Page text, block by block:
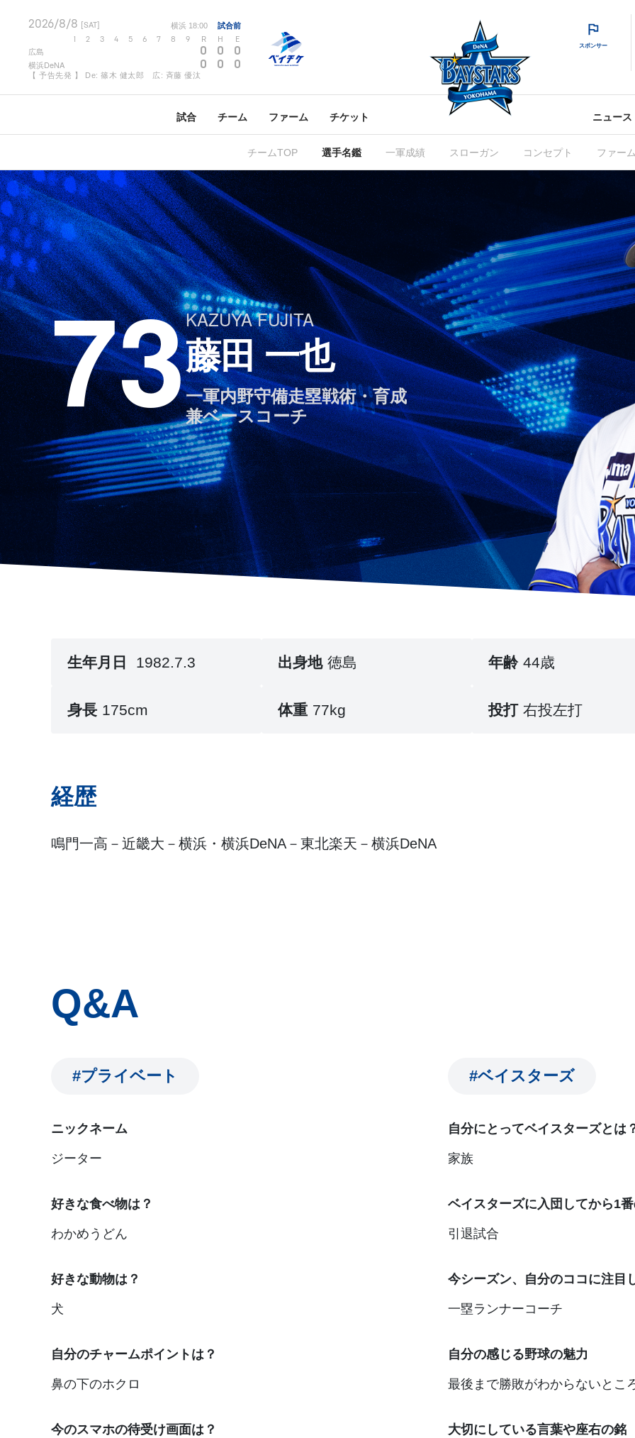
2026/8/8 [SAT] 横浜 18:00 試合前
2 3 4 5 6 7 8 9 R H E
広島 0 0 0
横浜DeNA 0 0 0
【 予告先発 】 De: 篠木 健太郎 広: 斉藤 優汰
スポンサー
試合 チーム ファーム チケット ニュース
チームTOP 選手名鑑 一軍成績 スローガン コンセプト ファー
73KAZUYA FUJITA
藤田 一也
一軍内野守備走塁戦術・育成
兼ベースコーチ
生年月日 1982.7.3 出身地 徳島 年齢 44歳
身長 175cm 体重 77kg 投打 右投左打
経歴
鳴門一高－近畿大－横浜・横浜DeNA－東北楽天－横浜DeNA
Q&A
#プライベート
ニックネーム
ジーター
好きな食べ物は？
わかめうどん
好きな動物は？
犬
自分のチャームポイントは？
鼻の下のホクロ
今のスマホの待受け画面は？
#ベイスターズ
自分にとってベイスターズとは
家族
ベイスターズに入団してから1
引退試合
今シーズン、自分のココに注目
一塁ランナーコーチ
自分の感じる野球の魅力
最後まで勝敗がわからないとこ
大切にしている言葉や座右の銘